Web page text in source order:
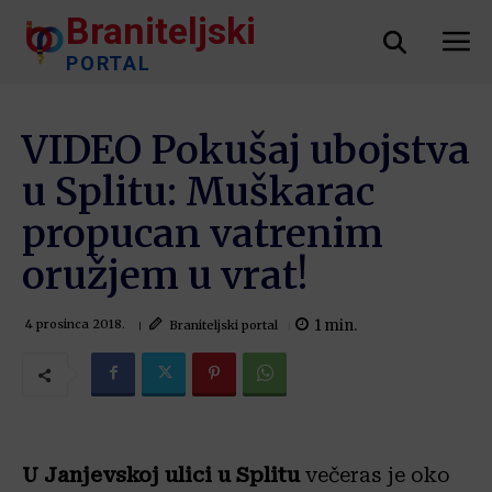
Braniteljski
PORTAL
VIDEO Pokušaj ubojstva
u Splitu: Muškarac
propucan vatrenim
oružjem u vrat!
4 prosinca 2018. Braniteljski portal 1 min.
U Janjevskoj ulici u Splitu večeras je oko